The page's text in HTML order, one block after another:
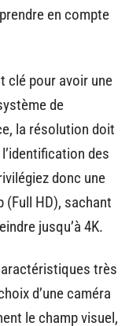
en compte
clé pour avoir une
de
la résolution doit
des
donc une
(Full HD), sachant
jusqu’à 4K.
très
d’une caméra
le champ visuel,